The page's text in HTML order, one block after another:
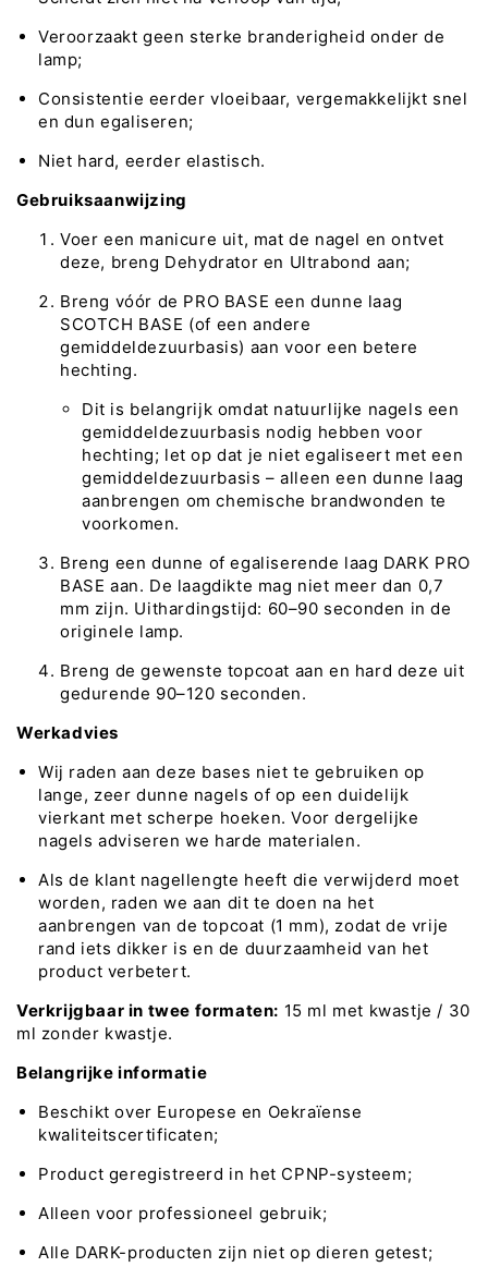
Veroorzaakt geen sterke branderigheid onder de
lamp;
Consistentie eerder vloeibaar, vergemakkelijkt snel
en dun egaliseren;
Niet hard, eerder elastisch.
Gebruiksaanwijzing
Voer een manicure uit, mat de nagel en ontvet
deze, breng Dehydrator en Ultrabond aan;
Breng vóór de PRO BASE een dunne laag
SCOTCH BASE (of een andere
gemiddeldezuurbasis) aan voor een betere
hechting.
Dit is belangrijk omdat natuurlijke nagels een
gemiddeldezuurbasis nodig hebben voor
hechting; let op dat je niet egaliseert met een
gemiddeldezuurbasis – alleen een dunne laag
aanbrengen om chemische brandwonden te
voorkomen.
Breng een dunne of egaliserende laag DARK PRO
BASE aan. De laagdikte mag niet meer dan 0,7
mm zijn. Uithardingstijd: 60–90 seconden in de
originele lamp.
Breng de gewenste topcoat aan en hard deze uit
gedurende 90–120 seconden.
Werkadvies
Wij raden aan deze bases niet te gebruiken op
lange, zeer dunne nagels of op een duidelijk
vierkant met scherpe hoeken. Voor dergelijke
nagels adviseren we harde materialen.
Als de klant nagellengte heeft die verwijderd moet
worden, raden we aan dit te doen na het
aanbrengen van de topcoat (1 mm), zodat de vrije
rand iets dikker is en de duurzaamheid van het
product verbetert.
Verkrijgbaar in twee formaten: 15 ml met kwastje / 30
ml zonder kwastje.
Belangrijke informatie
Beschikt over Europese en Oekraïense
kwaliteitscertificaten;
Product geregistreerd in het CPNP-systeem;
Alleen voor professioneel gebruik;
Alle DARK-producten zijn niet op dieren getest;